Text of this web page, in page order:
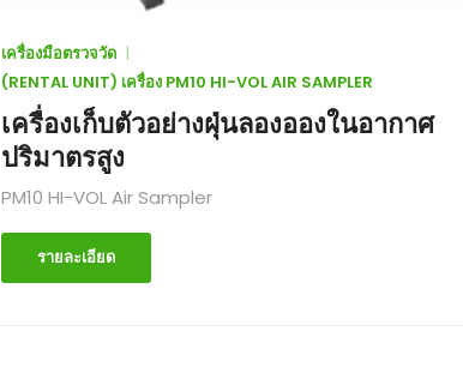
เครื่องมือตรวจวัด
(RENTAL UNIT) เครื่อง PM10 HI-VOL AIR SAMPLER
เครื่องเก็บตัวอย่างฝุ่นลองอองในอากาศ
ปริมาตรสูง
PM10 HI-VOL Air Sampler
รายละเอียด